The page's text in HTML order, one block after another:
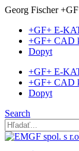
Georg Fischer
+GF+ E-
+GF+ CAD
Dopyt
+GF+ E-
+GF+ CAD
Dopyt
Search